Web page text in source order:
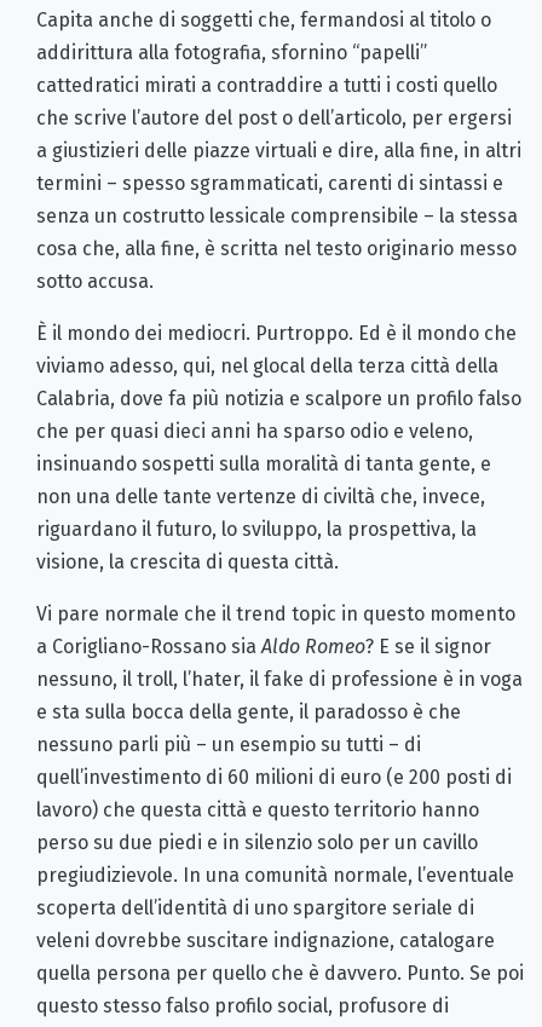
Capita anche di soggetti che, fermandosi al titolo o
addirittura alla fotografia, sfornino “papelli”
cattedratici mirati a contraddire a tutti i costi quello
che scrive l’autore del post o dell’articolo, per ergersi
a giustizieri delle piazze virtuali e dire, alla fine, in altri
termini – spesso sgrammaticati, carenti di sintassi e
senza un costrutto lessicale comprensibile – la stessa
cosa che, alla fine, è scritta nel testo originario messo
sotto accusa.
È il mondo dei mediocri. Purtroppo. Ed è il mondo che
viviamo adesso, qui, nel glocal della terza città della
Calabria, dove fa più notizia e scalpore un profilo falso
che per quasi dieci anni ha sparso odio e veleno,
insinuando sospetti sulla moralità di tanta gente, e
non una delle tante vertenze di civiltà che, invece,
riguardano il futuro, lo sviluppo, la prospettiva, la
visione, la crescita di questa città.
Vi pare normale che il trend topic in questo momento
a Corigliano-Rossano sia Aldo Romeo? E se il signor
nessuno, il troll, l’hater, il fake di professione è in voga
e sta sulla bocca della gente, il paradosso è che
nessuno parli più – un esempio su tutti – di
quell’investimento di 60 milioni di euro (e 200 posti di
lavoro) che questa città e questo territorio hanno
perso su due piedi e in silenzio solo per un cavillo
pregiudizievole. In una comunità normale, l’eventuale
scoperta dell’identità di uno spargitore seriale di
veleni dovrebbe suscitare indignazione, catalogare
quella persona per quello che è davvero. Punto. Se poi
questo stesso falso profilo social, profusore di